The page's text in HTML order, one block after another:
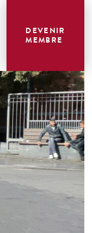
DEVENIR
MEMBRE